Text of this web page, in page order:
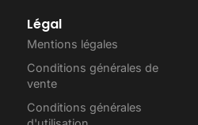
Légal
Mentions légales
Conditions générales de
vente
Conditions générales